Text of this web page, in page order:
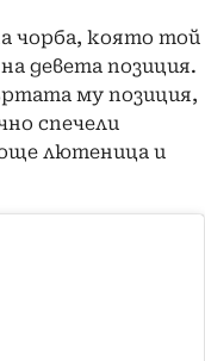
чорба, която той
девета позиция.
му позиция,
спечели
лютеница и